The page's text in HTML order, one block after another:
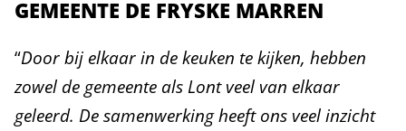
GEMEENTE DE FRYSKE MARREN
“Door bij elkaar in de keuken te kijken, hebben
zowel de gemeente als Lont veel van elkaar
geleerd. De samenwerking heeft ons veel inzicht